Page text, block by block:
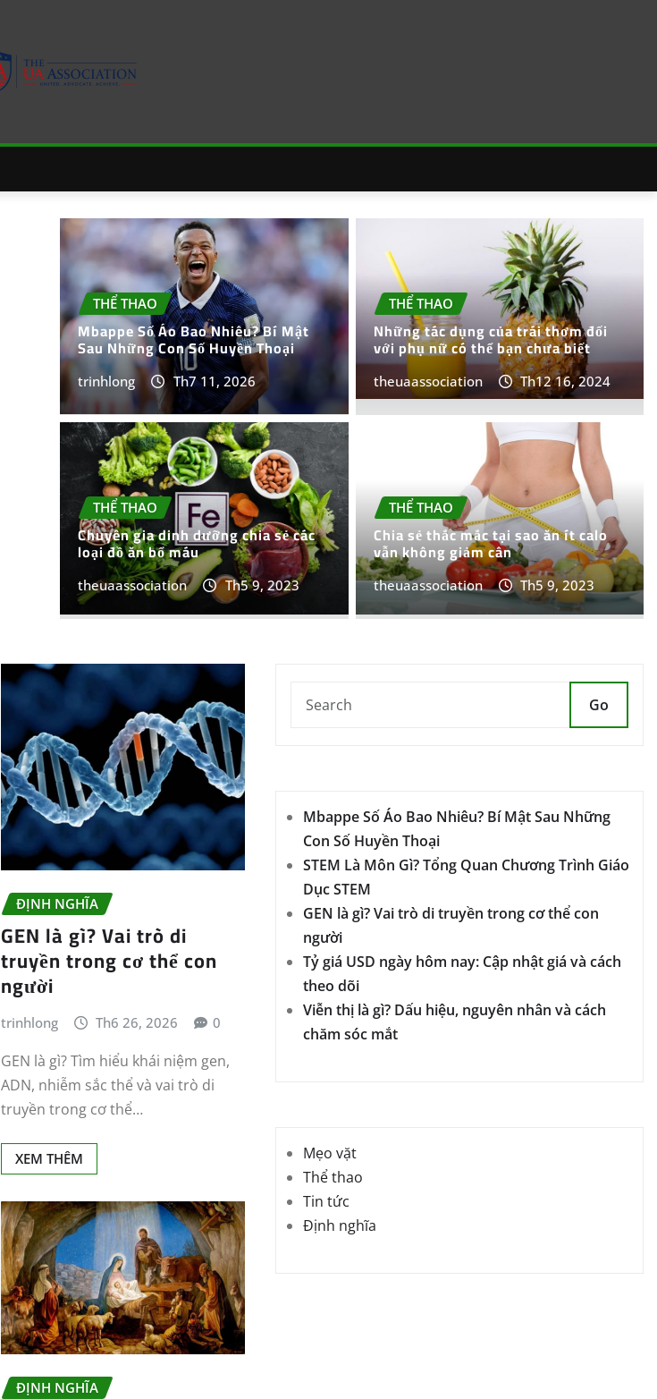
THỂ THAO
Mbappe Số Áo Bao Nhiêu? Bí Mật
Sau Những Con Số Huyền Thoại
trinhlong Th7 11, 2026
THỂ THAO
Những tác dụng của trái thơm đối
với phụ nữ có thể bạn chưa biết
theuaassociation Th12 16, 2024
THỂ THAO
Chuyên gia dinh dưỡng chia sẻ các
loại đồ ăn bổ máu
theuaassociation Th5 9, 2023
THỂ THAO
Chia sẻ thắc mắc tại sao ăn ít calo
vẫn không giảm cân
theuaassociation Th5 9, 2023
ĐỊNH NGHĨA
GEN là gì? Vai trò di
truyền trong cơ thể con
người
trinhlong Th6 26, 2026 0
GEN là gì? Tìm hiểu khái niệm gen,
ADN, nhiễm sắc thể và vai trò di
truyền trong cơ thể…
XEM THÊM
ĐỊNH NGHĨA
Go
Mbappe Số Áo Bao Nhiêu? Bí Mật Sau Những
Con Số Huyền Thoại
STEM Là Môn Gì? Tổng Quan Chương Trình Giáo
Dục STEM
GEN là gì? Vai trò di truyền trong cơ thể con
người
Tỷ giá USD ngày hôm nay: Cập nhật giá và cách
theo dõi
Viễn thị là gì? Dấu hiệu, nguyên nhân và cách
chăm sóc mắt
Mẹo vặt
Thể thao
Tin tức
Định nghĩa